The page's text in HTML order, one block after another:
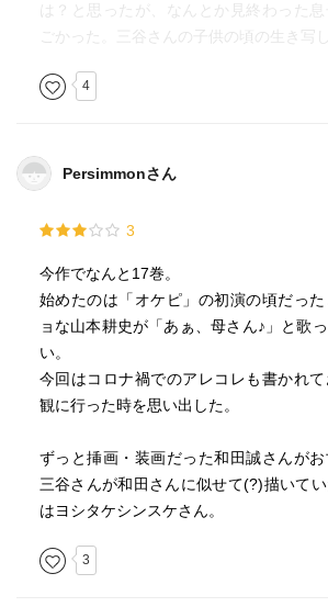
は？と思ったが、なんとか見終わった息
ごかった。三谷さんの子供の頃の生き写
4
Persimmonさん
3
今作でなんと17巻。
始めたのは「オケピ」の初演の頃だっ
ョな山本耕史が「あぁ、母さん♪」と歌
い。
今回はコロナ禍でのアレコレも書かれ
観に行った時を思い出した。
ずっと挿画・装画だった和田誠さんが
三谷さんが和田さんに似せて(?)描いて
はヨシタケシンスケさん。
3